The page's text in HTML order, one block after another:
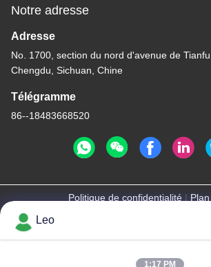
Notre adresse
Adresse
No. 1700, section du nord d'avenue de
Chengdu, Sichuan, Chine
Télégramme
86--18483668520
Politique de confidentialité|
Chine Bonne qualité bavures rotatoires
Leo
1:17 PM